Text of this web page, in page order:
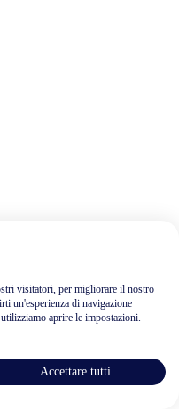
visitatori, per migliorare il nostro
un'esperienza di navigazione
aprire le impostazioni.
Accettare tutti